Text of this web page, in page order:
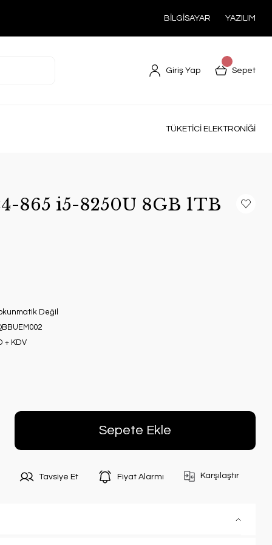
BİLGİSAYAR YAZILIM
Giriş Yap Sepet
TÜKETİCİ ELEKTRONİĞİ
865 i5-8250U 8GB 1TB
Değil
+ KDV
Sepete Ekle
Tavsiye Et Fiyat Alarmı Karşılaştır